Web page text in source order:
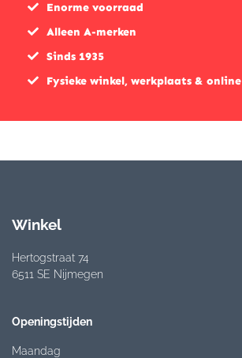
Enorme voorraad
Alleen A-merken
Sinds 1935
Fysieke winkel, werkplaats & online
Winkel
Hertogstraat 74
6511 SE Nijmegen
Openingstijden
Maandag